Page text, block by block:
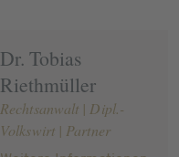
Dr. Tobias
Riethmüller
Rechtsanwalt | Dipl.-
Volkswirt | Partner